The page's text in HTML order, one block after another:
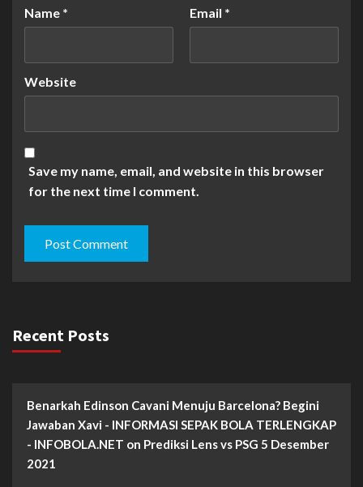
Name * Email *
Website
Save my name, email, and website in this browser
for the next time I comment.
Recent Posts
Benarkah Edinson Cavani Menuju Barcelona? Begini
Jawaban Xavi - INFORMASI SEPAK BOLA TERLENGKAP
- INFOBOLA.NET on Prediksi Lens vs PSG 5 Desember
2021